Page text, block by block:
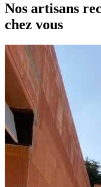
Nos artisans
chez vous